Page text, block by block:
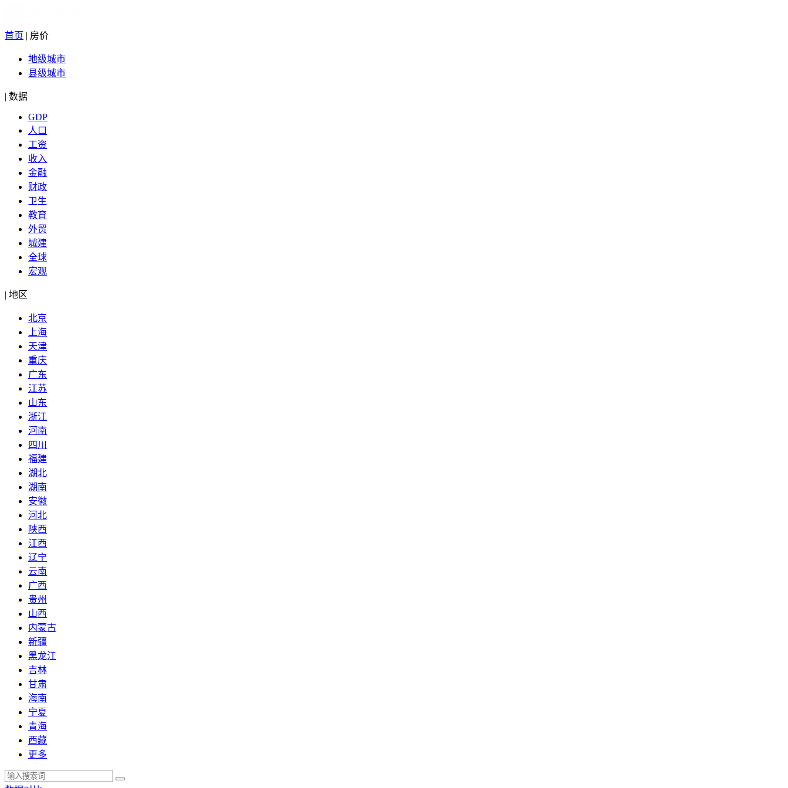
首页 | 房价
地级城市
县级城市
| 数据
GDP
人口
工资
收入
金融
财政
卫生
教育
外贸
城建
全球
宏观
| 地区
北京
上海
天津
重庆
广东
江苏
山东
浙江
河南
四川
福建
湖北
湖南
安徽
河北
陕西
江西
辽宁
云南
广西
贵州
山西
内蒙古
新疆
黑龙江
吉林
甘肃
海南
宁夏
青海
西藏
更多